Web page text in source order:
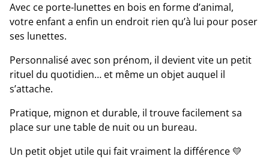
Avec ce porte-lunettes en bois en forme d’animal,
votre enfant a enfin un endroit rien qu’à lui pour poser
ses lunettes.
Personnalisé avec son prénom, il devient vite un petit
rituel du quotidien… et même un objet auquel il
s’attache.
Pratique, mignon et durable, il trouve facilement sa
place sur une table de nuit ou un bureau.
Un petit objet utile qui fait vraiment la différence 💛